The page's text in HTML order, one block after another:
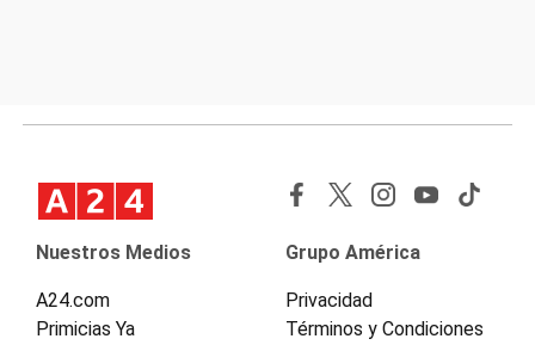
Nuestros Medios
A24.com
Primicias Ya
Grupo América
Privacidad
Términos y Condiciones